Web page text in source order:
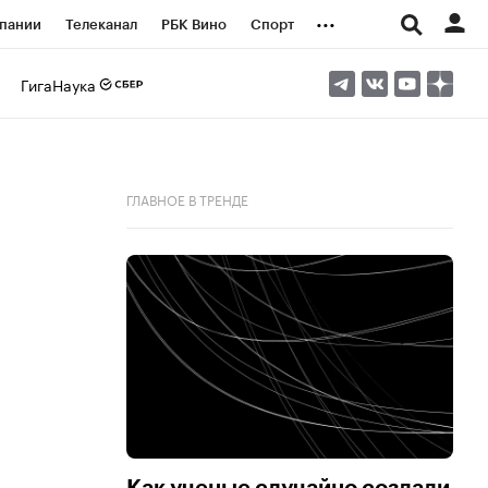
Телеканал РБК Вино Спорт ...
ГигаНаука
ГЛАВНОЕ В ТРЕНДЕ